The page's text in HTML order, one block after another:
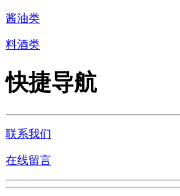
酱油类
料酒类
快捷导航
联系我们
在线留言